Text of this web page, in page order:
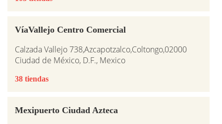
VíaVallejo Centro Comercial
Calzada Vallejo 738,Azcapotzalco,Coltongo,02000
Ciudad de México, D.F., Mexico
38 tiendas
Mexipuerto Ciudad Azteca